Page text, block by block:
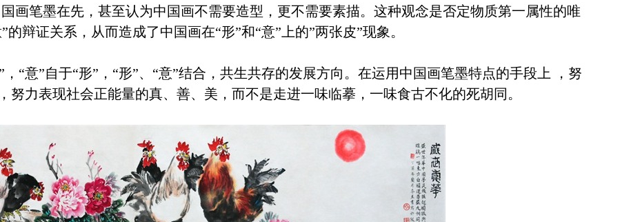
笔墨在先，甚至认为中国画不需要造型，更不需要素描。这种观念是否定物质第一属性的唯
辩证关系，从而造成了中国画在“形”和“意”上的”两张皮”现象。
“意”自于“形”，“形”、“意”结合，共生共存的发展方向。在运用中国画笔墨特点的手段上 ，努
努力表现社会正能量的真、善、美，而不是走进一味临摹，一味食古不化的死胡同。